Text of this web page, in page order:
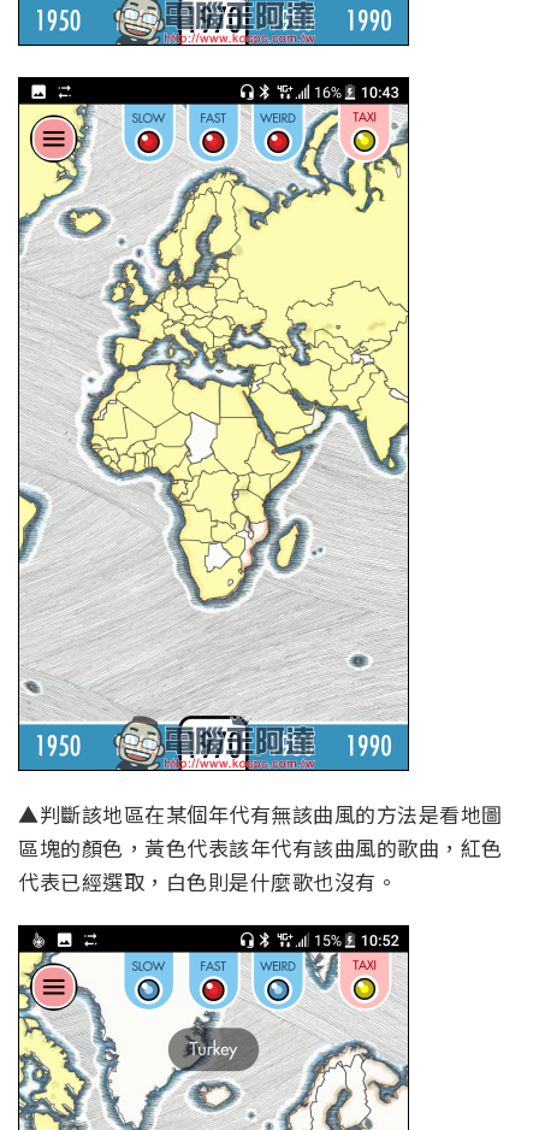
▲判斷該地區在某個年代有無該曲風的方法是看地圖
區塊的顏色，黃色代表該年代有該曲風的歌曲，紅色
代表已經選取，白色則是什麼歌也沒有。